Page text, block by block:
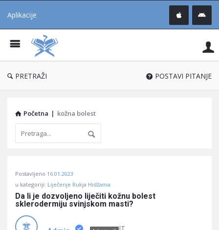
Aplikacije
®
PRETRAŽI POSTAVI PITANJE
Početna | kožna bolest
Učene
Latest
Pitanja
Postavljeno 16.01.2023
u kategoriji: Liječenje Rukja Hidžama
Da li je dozvoljeno liječiti kožnu bolest
sklerodermiju svinjskom masti?